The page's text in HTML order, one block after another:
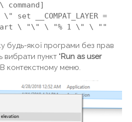
set __COMPAT_LAYER =
start \ "\" \ "% 1 \" \ ""
будь-якої програми без прав
вибрати пункт "Run as user
контекстному меню.